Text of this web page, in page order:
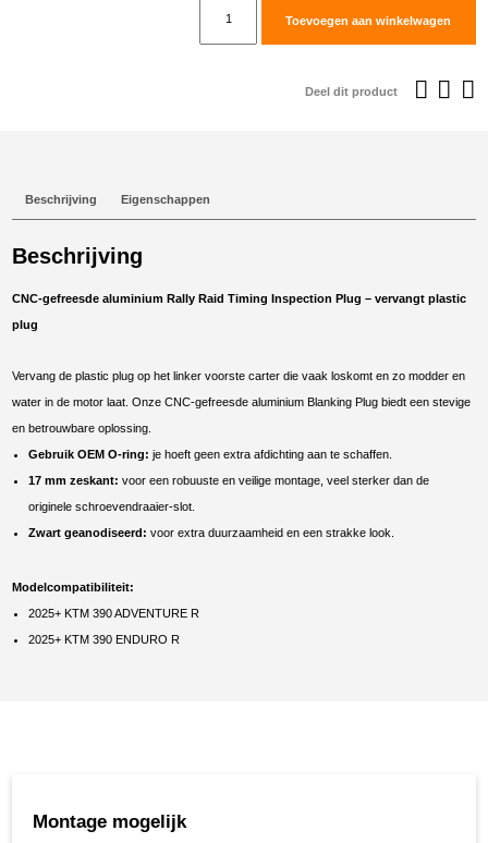
Toevoegen aan winkelwagen
Deel dit product
Beschrijving Eigenschappen
Beschrijving
CNC-gefreesde aluminium Rally Raid Timing Inspection Plug – vervangt plastic
plug
Vervang de plastic plug op het linker voorste carter die vaak loskomt en zo modder en
water in de motor laat. Onze CNC-gefreesde aluminium Blanking Plug biedt een stevige
en betrouwbare oplossing.
Gebruik OEM O-ring: je hoeft geen extra afdichting aan te schaffen.
17 mm zeskant: voor een robuuste en veilige montage, veel sterker dan de
originele schroevendraaier-slot.
Zwart geanodiseerd: voor extra duurzaamheid en een strakke look.
Modelcompatibiliteit:
2025+ KTM 390 ADVENTURE R
2025+ KTM 390 ENDURO R
Montage mogelijk